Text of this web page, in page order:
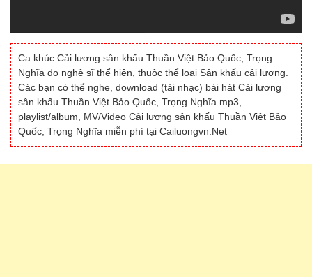
Ca khúc Cải lương sân khấu Thuần Việt Bảo Quốc, Trọng
Nghĩa do nghệ sĩ thể hiện, thuộc thể loại Sân khấu cải lương.
Các bạn có thể nghe, download (tải nhạc) bài hát Cải lương
sân khấu Thuần Việt Bảo Quốc, Trọng Nghĩa mp3,
playlist/album, MV/Video Cải lương sân khấu Thuần Việt Bảo
Quốc, Trọng Nghĩa miễn phí tại Cailuongvn.Net